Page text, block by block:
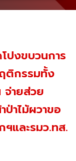
ปงขบวนการ
ติกรรมทั้ง
จ่ายส่วย
าไม้ผวาขอ
และรมว.ทส.